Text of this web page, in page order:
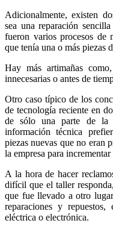
Adicionalmente, existen
sea una reparación
fueron varios procesos de
que tenía una o más piezas
Hay más artimañas
innecesarias o antes de
Otro caso típico de los
de tecnología reciente en
de sólo una parte de la
información técnica
piezas nuevas que no eran
la empresa para
A la hora de hacer
difícil que el taller
que fue llevado a otro
reparaciones y
eléctrica o electrónica.